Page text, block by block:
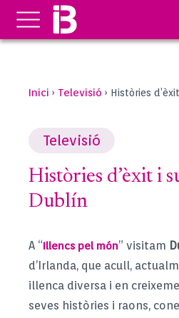
Inici › Televisió › Històries
Televisió
Històries d’èxit i
Dublín
A “Illencs pel món” visitam
d’Irlanda, que acull,
illenca diversa i en
seves històries i raons,